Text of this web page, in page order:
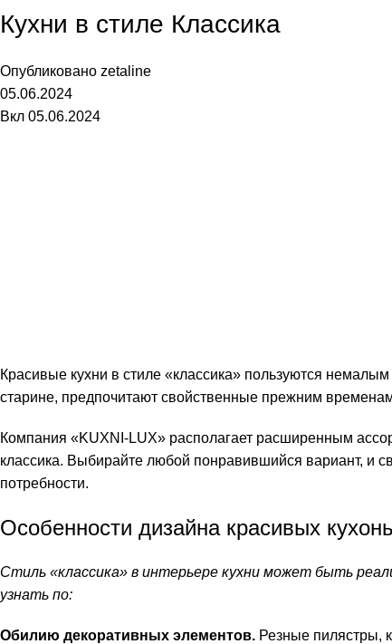
Кухни в стиле Классика
Опубликовано zetaline
05.06.2024
Вкл 05.06.2024
Красивые кухни в стиле «классика» пользуются
старине, предпочитают свойственные прежним
Компания «KUXNI-LUX» располагает расширенным
классика. Выбирайте любой понравившийся вариант, и
потребности.
Особенности дизайна красивых кухонь
Стиль «классика» в интерьере кухни может быть
узнать по:
Обилию декоративных элементов. Резные пилястры,